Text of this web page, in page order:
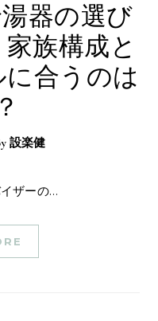
湯器の選び
族構成と
合うのは
設楽健
イザーの…